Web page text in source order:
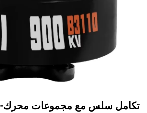
تكامل سلس مع مجموعات محرك-ESC من TYI